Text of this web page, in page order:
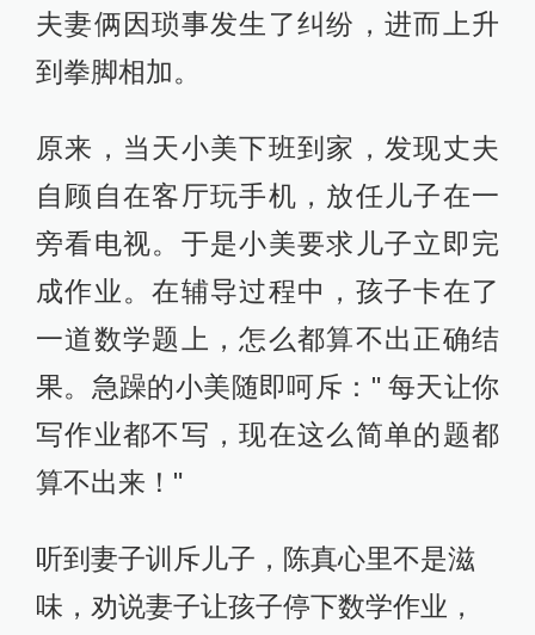
夫妻俩因琐事发生了纠纷，进而上升
到拳脚相加。
原来，当天小美下班到家，发现丈夫
自顾自在客厅玩手机，放任儿子在一
旁看电视。于是小美要求儿子立即完
成作业。在辅导过程中，孩子卡在了
一道数学题上，怎么都算不出正确结
果。急躁的小美随即呵斥：" 每天让你
写作业都不写，现在这么简单的题都
算不出来！"
听到妻子训斥儿子，陈真心里不是滋
味，劝说妻子让孩子停下数学作业，